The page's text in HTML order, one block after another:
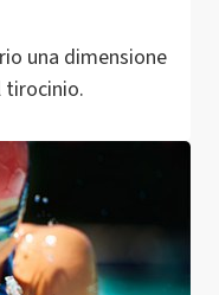
una dimensione
tirocinio.